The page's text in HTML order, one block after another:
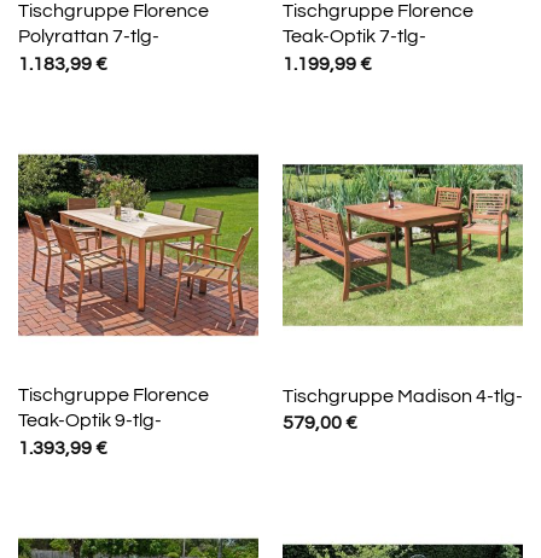
Tischgruppe Florence
Polyrattan 7-tlg-
1.183,99€
Tischgruppe Florence
Teak-Optik 7-tlg-
1.199,99€
Tischgruppe Florence
Teak-Optik 9-tlg-
1.393,99€
Tischgruppe Madison 4-tlg-
579,00€